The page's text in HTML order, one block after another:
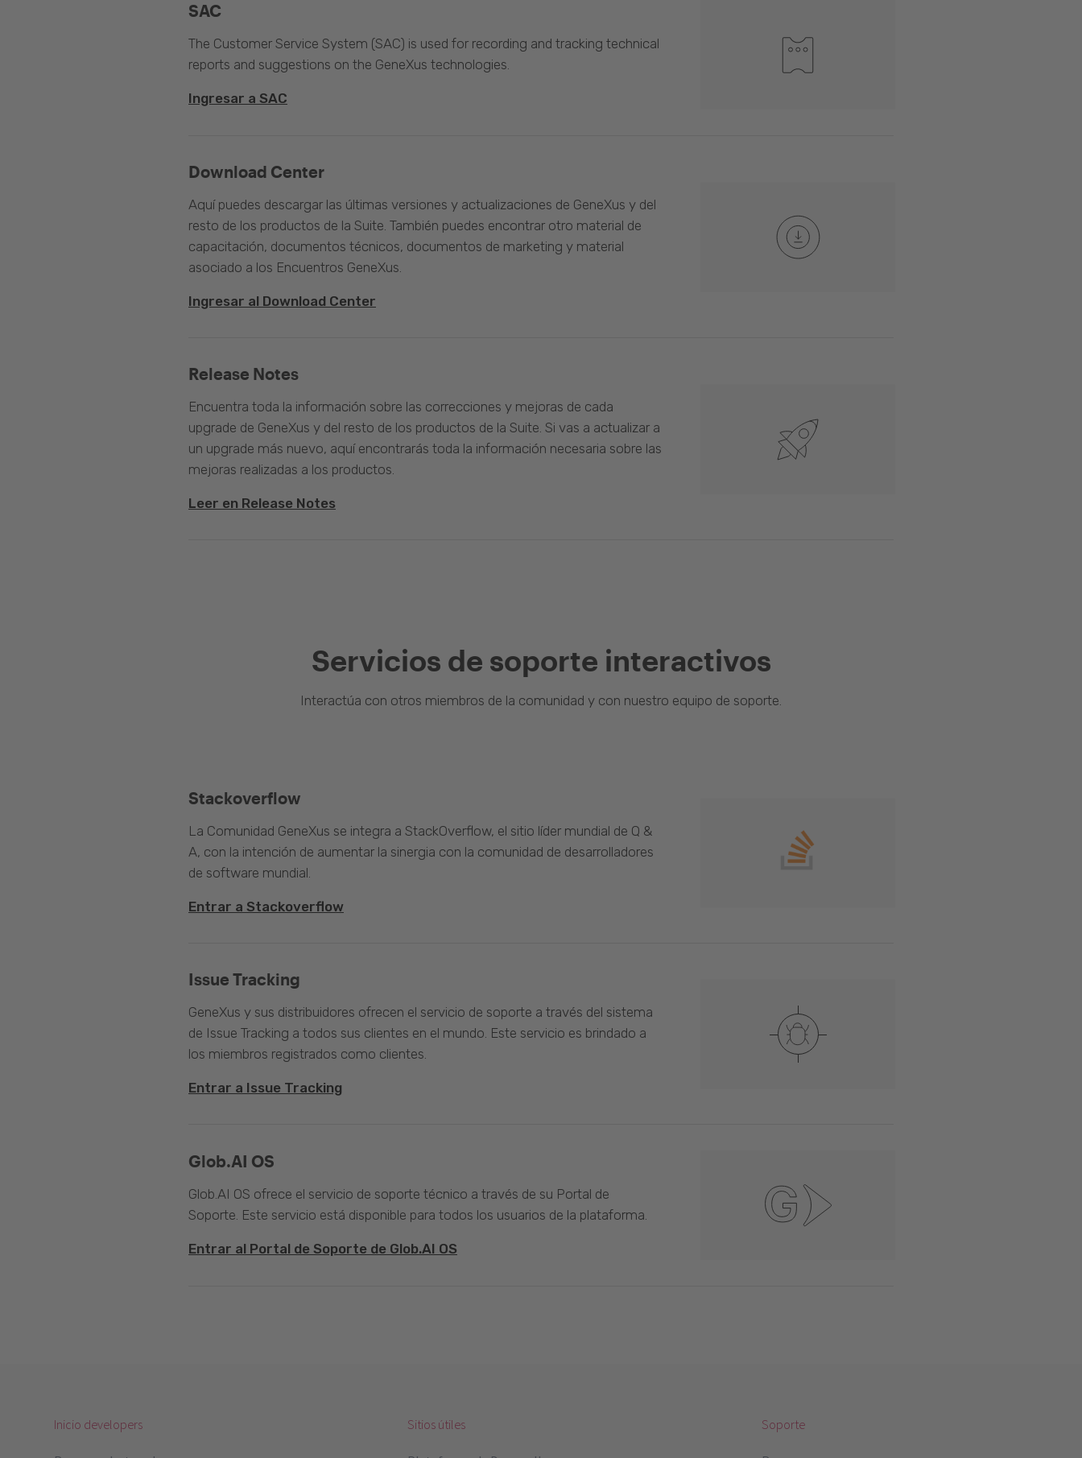
SAC
The Customer Service System (SAC) is used for recording and tracking technical
reports and suggestions on the GeneXus technologies.
Ingresar a SAC
Download Center
Aquí puedes descargar las últimas versiones y actualizaciones de GeneXus y del
resto de los productos de la Suite. También puedes encontrar otro material de
capacitación, documentos técnicos, documentos de marketing y material
asociado a los Encuentros GeneXus.
Ingresar al Download Center
Release Notes
Encuentra toda la información sobre las correcciones y mejoras de cada
upgrade de GeneXus y del resto de los productos de la Suite. Si vas a actualizar a
un upgrade más nuevo, aquí encontrarás toda la información necesaria sobre las
mejoras realizadas a los productos.
Leer en Release Notes
Servicios de soporte interactivos
Interactúa con otros miembros de la comunidad y con nuestro equipo de soporte.
Stackoverflow
La Comunidad GeneXus se integra a StackOverflow, el sitio líder mundial de Q &
A, con la intención de aumentar la sinergia con la comunidad de desarrolladores
de software mundial.
Entrar a Stackoverflow
Issue Tracking
GeneXus y sus distribuidores ofrecen el servicio de soporte a través del sistema
de Issue Tracking a todos sus clientes en el mundo. Este servicio es brindado a
los miembros registrados como clientes.
Entrar a Issue Tracking
Glob.AI OS
Glob.AI OS ofrece el servicio de soporte técnico a través de su Portal de
Soporte. Este servicio está disponible para todos los usuarios de la plataforma.
Entrar al Portal de Soporte de Glob.AI OS
Inicio developers Sitios útiles Soporte